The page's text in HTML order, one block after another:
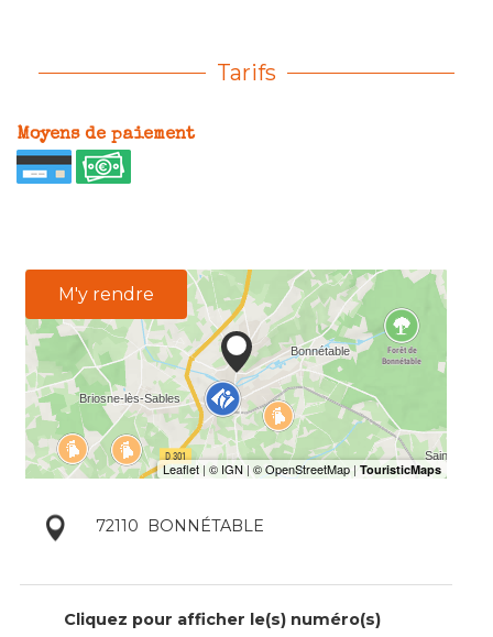
Tarifs
Moyens de paiement
M'y rendre
72110 BONNÉTABLE
Cliquez pour afficher le(s) numéro(s)